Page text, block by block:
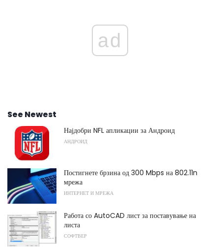
ad
See Newest
Најдобри NFL апликации за Андроид
АНДРОИД
Постигнете брзина од 300 Mbps на 802.11n
мрежа
ИНТЕРНЕТ И МРЕЖА
Работа со AutoCAD лист за поставување на
листа
СОФТВЕР